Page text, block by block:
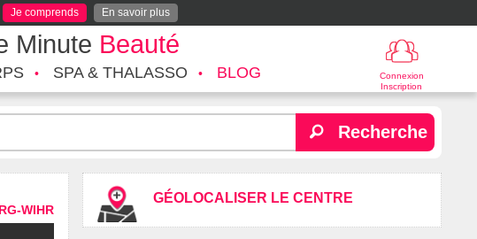
Je comprends En savoir plus
Minute Beauté
Connexion
Inscription
SPA & THALASSO BLOG
Recherche
GÉOLOCALISER LE CENTRE
WIHR